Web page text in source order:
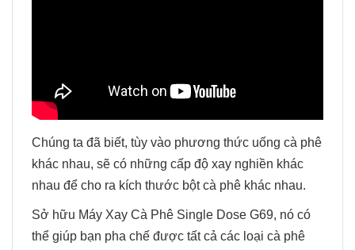
Chúng ta đã biết, tùy vào phương thức uống cà phê
khác nhau, sẽ có những cấp độ xay nghiền khác
nhau để cho ra kích thước bột cà phê khác nhau.
Sở hữu Máy Xay Cà Phê Single Dose G69, nó có
thể giúp bạn pha chế được tất cả các loại cà phê